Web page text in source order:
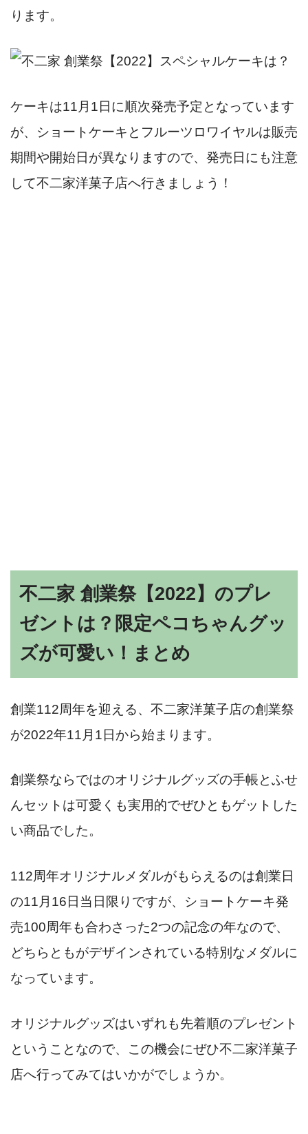
ります。
ケーキは11月1日に順次発売予定となっています
が、ショートケーキとフルーツロワイヤルは販売
期間や開始日が異なりますので、発売日にも注意
して不二家洋菓子店へ行きましょう！
不二家 創業祭【2022】のプレ
ゼントは？限定ペコちゃんグッ
ズが可愛い！まとめ
創業112周年を迎える、不二家洋菓子店の創業祭
が2022年11月1日から始まります。
創業祭ならではのオリジナルグッズの手帳とふせ
んセットは可愛くも実用的でぜひともゲットした
い商品でした。
112周年オリジナルメダルがもらえるのは創業日
の11月16日当日限りですが、ショートケーキ発
売100周年も合わさった2つの記念の年なので、
どちらともがデザインされている特別なメダルに
なっています。
オリジナルグッズはいずれも先着順のプレゼント
ということなので、この機会にぜひ不二家洋菓子
店へ行ってみてはいかがでしょうか。